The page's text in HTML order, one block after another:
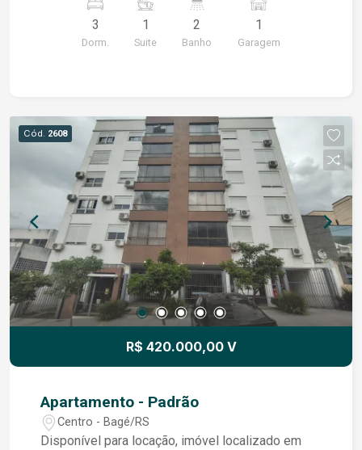
sacada integrada, equipada com churrasqueira
elétrica e uma pia de apoio, tornando o ambiente
perfeito para receber e aproveitar bons
e privacidade. Todos os ambientes com
excelente ventilação natural e ótima incidência de
luz solar. O imóvel dispõe ainda de vaga de
garagem e está localizado em um condomínio
tranquilo e bem organizado, que oferece um
salão de festas compacto, ideal para pequenos
encontros. Um apartamento amplo, ensolarado,
bem cuidado e com localização privilegiada,
perfeito para quem busca qualidade de vida e
conforto no dia a dia.
3
Dorm.
1
Suite
2
Banho
1
Garagem
Cód. 2608
R$ 420.000,00 V
Apartamento - Padrão
Centro - Bagé/RS
Disponível para locação, imóvel localizado em